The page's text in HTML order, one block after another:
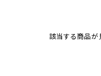
該当する商品が